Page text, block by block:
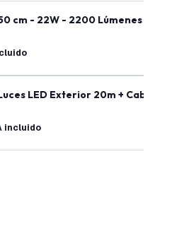
cm - 22W - 2200 Lúmenes -
LED Exterior 20m + Cable
incluido